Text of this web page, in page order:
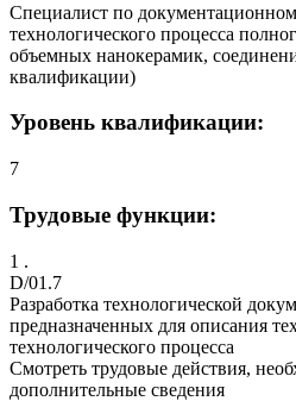
Специалист по
технологического процесса
объемных нанокерамик,
квалификации)
Уровень квалификации:
7
Трудовые функции:
1 .
D/01.7
Разработка технологической
предназначенных для описания
технологического процесса
Смотреть трудовые действия,
дополнительные сведения